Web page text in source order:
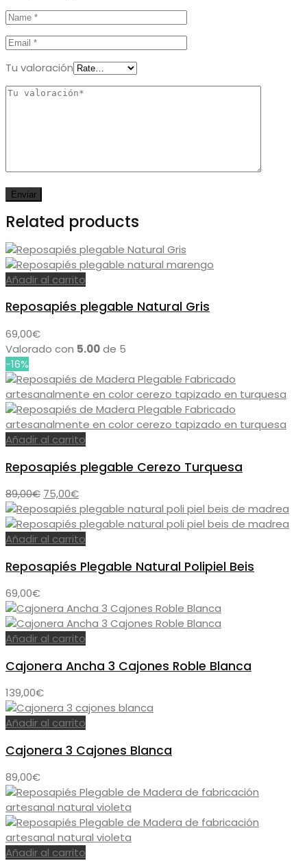
Tu valoración
Related products
Añadir al carrito
Reposapiés plegable Natural Gris
69,00€
Valorado con 5.00de 5
-16%
Añadir al carrito
Reposapiés plegable Cerezo Turquesa
89,00€ El
precio
original
era:
75,00€El
precio
actual
es:
Añadir al carrito
Reposapiés Plegable Natural Polipiel Beis
69,00€
Añadir al carrito
Cajonera Ancha 3 Cajones Roble Blanca
139,00€
Añadir al carrito
Cajonera 3 Cajones Blanca
89,00€
Añadir al carrito